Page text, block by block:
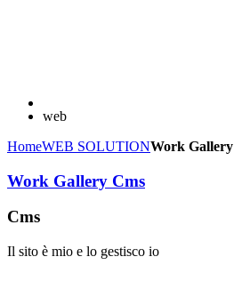
web
HomeWEB SOLUTIONWork Gallery
Work Gallery Cms
Cms
Il sito è mio e lo gestisco io